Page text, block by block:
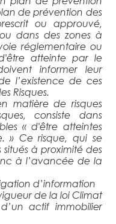
de prévention des
ou approuvé,
dans des zones à
réglementaire ou
atteinte par le
informer leur
l’existence de ces
Risques.
matière de risques
consiste dans
«d'être atteintes
. » Ce risque, qui se
à proximité des
à l’avancée de la
d’information
de la loi Climat
actif immobilier